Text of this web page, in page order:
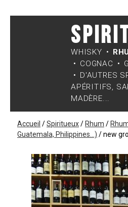
WHISKY
COGNAC
D'AUTRES
APÉRITIFS,
MADÈRE...
Accueil /Spiritueux/Rhum /
Guatemala, Philippines...) /new